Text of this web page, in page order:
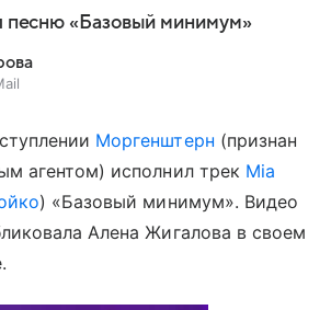
песню «Базовый минимум»
Моргенштерн (признан
агентом) исполнил трек Mia
) «Базовый минимум». Видео
Алена Жигалова в своем